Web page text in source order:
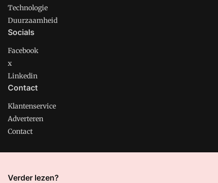
Technologie
Duurzaamheid
Socials
Facebook
x
Linkedin
Contact
Klantenservice
Adverteren
Contact
CMweb is onderdeel van VMN media. Lees in
Verder lezen?